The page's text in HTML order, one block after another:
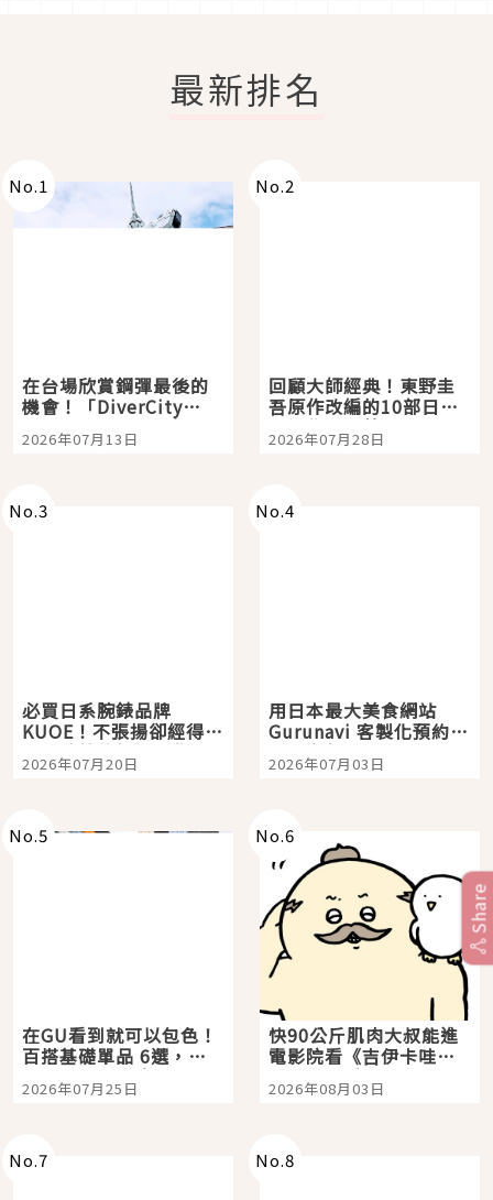
最新排名
No.1
在台場欣賞鋼彈最後的
機會！「DiverCity
Tokyo Plaza」搭船、
購物、美食及夜景，一
2026年07月13日
No.2
回顧大師經典！東野圭
吾原作改編的10部日本
影視作品推薦
2026年07月28日
No.3
必買日系腕錶品牌
KUOE！不張揚卻經得起
時間洗鍊的經典之作五
選
2026年07月20日
No.4
用日本最大美食網站
Gurunavi 客製化預約九
大都市餐廳，打造專屬
美食體驗！
2026年07月03日
No.5
在GU看到就可以包色！
百搭基礎單品 6選，閉
眼全收也不心疼
2026年07月25日
No.6
快90公斤肌肉大叔能進
電影院看《吉伊卡哇》
嗎？日本重金屬樂團
「打首」會長與nagano
2026年08月03日
No.7 No.8
Share